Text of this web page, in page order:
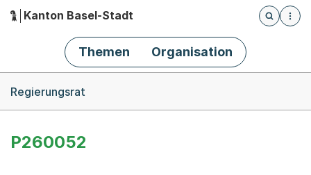
Hauptnavigation
Kanton Basel-Stadt
Öffnet
Themen Organisation
Regierungsrat
P260052